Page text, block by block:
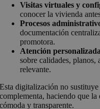
Visitas virtuales y
conocer la vivienda
Procesos
documentación
promotora.
Atención
sobre calidades, planos,
relevante.
Esta digitalización no
complementa, haciendo que
cómoda y transparente.